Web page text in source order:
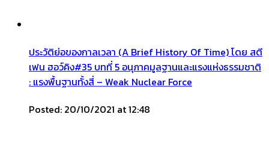
ประวัติย่อของกาลเวลา (A Brief History Of Time) โดย สตี
เฟน ฮอว์คิง#35 บทที่ 5 อนุภาคมูลฐานและแรงแห่งธรรมชาติ
: แรงพื้นฐานทั้งสี่ – Weak Nuclear Force
Posted: 20/10/2021 at 12:48